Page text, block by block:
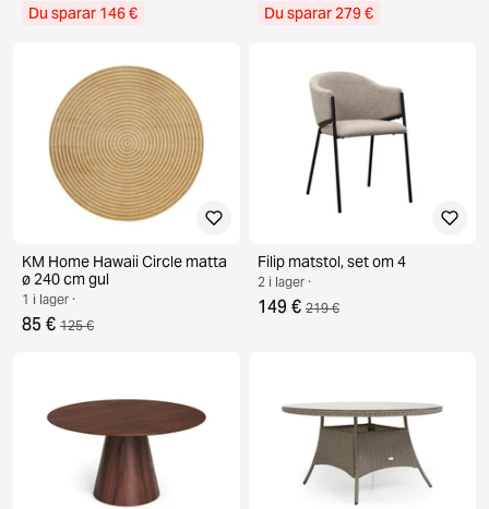
Du sparar 146 € Du sparar 279 €
KM Home Hawaii Circle matta
ø 240 cm gul
1 i lager ·
85 € 125 €
Filip matstol, set om 4
2 i lager ·
149 € 219 €